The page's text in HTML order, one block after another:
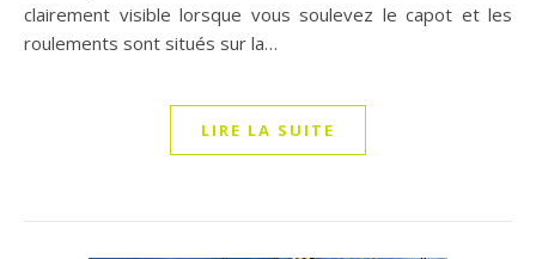
clairement visible lorsque vous soulevez le capot et les
roulements sont situés sur la…
LIRE LA SUITE